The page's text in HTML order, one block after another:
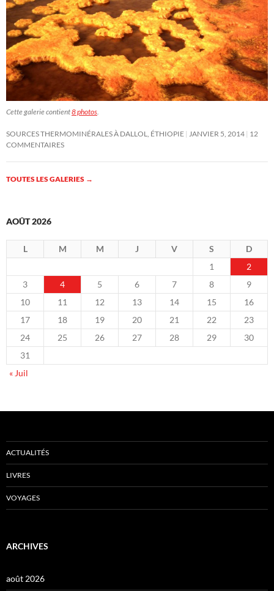
Cette galerie contient8 photos
SOURCES THERMOMINÉRALES À DALLOL, ÉTHIOPIE JANVIER 5, 2014 12
COMMENTAIRES
TOUTES LES GALERIES →
AOÛT 2026
L M M J V S
D
1
2
3
4 5 6 7 8
9
10
11 12 13 14 15
16
17
18 19 20 21 22
23
24
25 26 27 28 29
30
31
« Juil
ACTUALITÉS
LIVRES
VOYAGES
ARCHIVES
août 2026